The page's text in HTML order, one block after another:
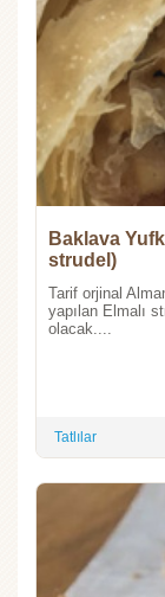
Baklava
strudel)
Tarif orjinal
yapılan Elmalı
olacak....
Tatlılar